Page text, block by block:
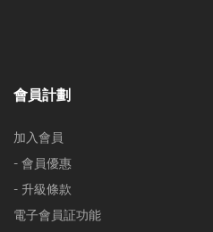
會員計劃
加入會員
- 會員優惠
- 升級條款
電子會員証功能